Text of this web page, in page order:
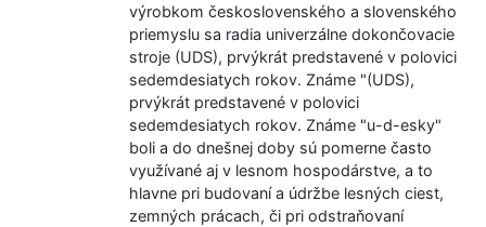
výrobkom československého a slovenského
priemyslu sa radia univerzálne dokončovacie
stroje (UDS), prvýkrát predstavené v polovici
sedemdesiatych rokov. Známe "(UDS),
prvýkrát predstavené v polovici
sedemdesiatych rokov. Známe "u-d-esky"
boli a do dnešnej doby sú pomerne často
využívané aj v lesnom hospodárstve, a to
hlavne pri budovaní a údržbe lesných ciest,
zemných prácach, či pri odstraňovaní